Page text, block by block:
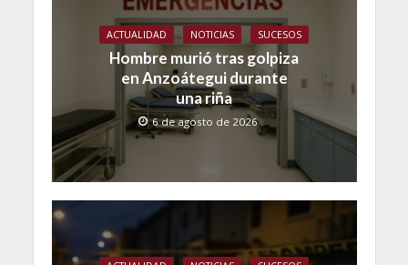
ACTUALIDAD NOTICIAS SUCESOS
Hombre murió tras golpiza
en Anzoátegui durante
una riña
6 de agosto de 2026